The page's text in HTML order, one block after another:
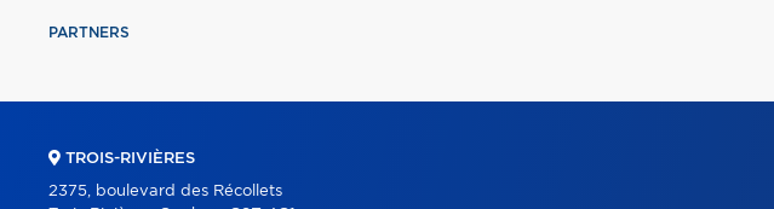
PARTNERS
TROIS-RIVIÈRES
2375, boulevard des Récollets